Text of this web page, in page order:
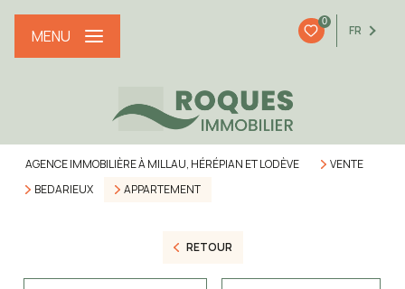
0
FR
MENU
AGENCE IMMOBILIÈRE À MILLAU, HÉRÉPIAN ET LODÈVE
VENTE
BEDARIEUX
APPARTEMENT
RETOUR